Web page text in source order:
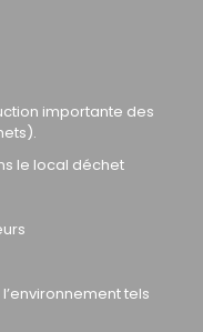
importante des
le local déchet
tels